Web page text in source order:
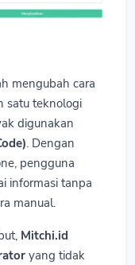
mengubah cara
satu teknologi
digunakan
. Dengan
pengguna
informasi tanpa
manual.
Mitchi.id
yang tidak